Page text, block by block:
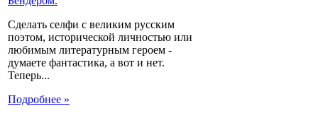
Сделать селфи с великим русским
поэтом, исторической личностью или
любимым литературным героем -
думаете фантастика, а вот и нет.
Теперь...
Подробнее »